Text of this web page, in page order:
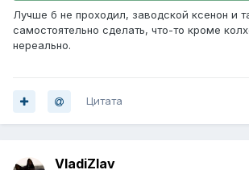
Лучше б не проходил, заводской ксенон и
самостоятельно сделать, что-то кроме
нереально.
Цитата
VladiZlav